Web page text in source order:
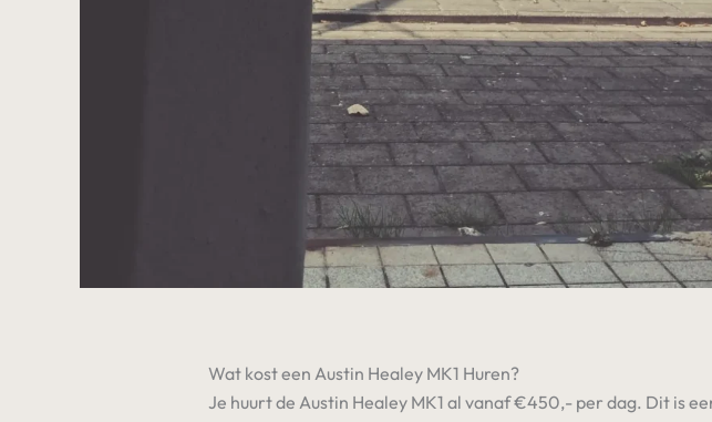
Wat kost een Austin Healey MK1 Huren?
Je huurt de Austin Healey MK1 al vanaf €450,- per dag. Dit is